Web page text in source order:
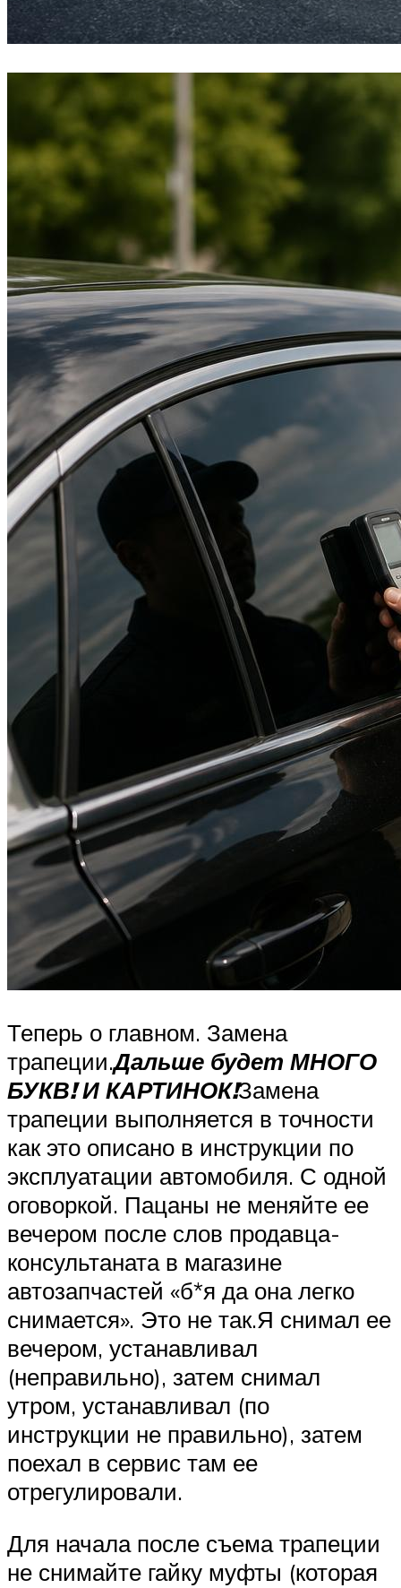
Теперь о главном. Замена
трапеции.Дальше будет МНОГО
БУКВ! И КАРТИНОК!Замена
трапеции выполняется в точности
как это описано в инструкции по
эксплуатации автомобиля. С одной
оговоркой. Пацаны не меняйте ее
вечером после слов продавца-
консультаната в магазине
автозапчастей «б*я да она легко
снимается». Это не так.Я снимал ее
вечером, устанавливал
(неправильно), затем снимал
утром, устанавливал (по
инструкции не правильно), затем
поехал в сервис там ее
отрегулировали.
Для начала после съема трапеции
не снимайте гайку муфты (которая